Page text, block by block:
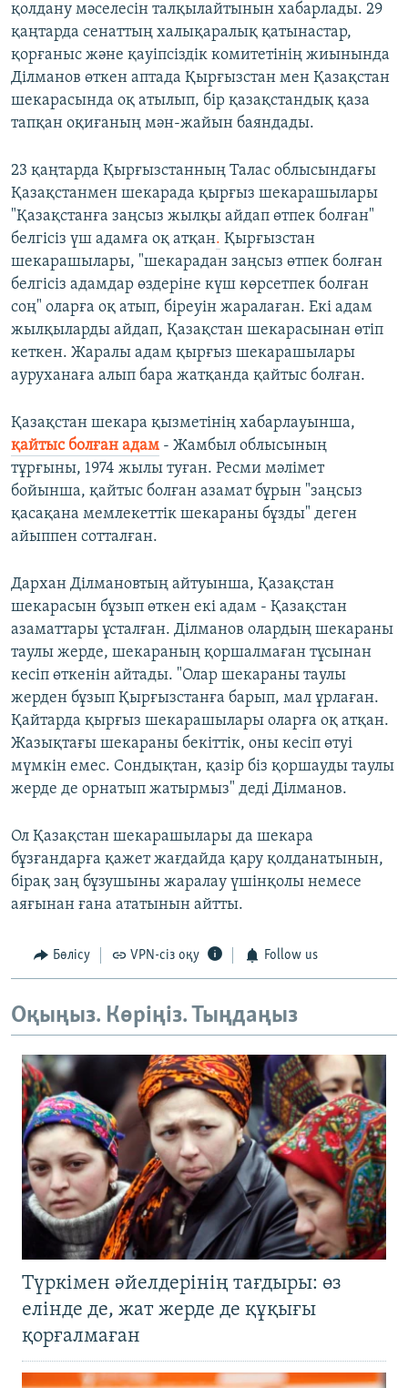
қолдану мәселесін талқылайтынын хабарлады. 29
қаңтарда сенаттың халықаралық қатынастар,
қорғаныс және қауіпсіздік комитетінің жиынында
Ділманов өткен аптада Қырғызстан мен Қазақстан
шекарасында оқ атылып, бір қазақстандық қаза
тапқан оқиғаның мән-жайын баяндады.
23 қаңтарда Қырғызстанның Талас облысындағы
Қазақстанмен шекарада қырғыз шекарашылары
"Қазақстанға заңсыз жылқы айдап өтпек болған"
белгісіз үш адамға оқ атқан. Қырғызстан
шекарашылары, "шекарадан заңсыз өтпек болған
белгісіз адамдар өздеріне күш көрсетпек болған
соң" оларға оқ атып, біреуін жаралаған. Екі адам
жылқыларды айдап, Қазақстан шекарасынан өтіп
кеткен. Жаралы адам қырғыз шекарашылары
ауруханаға алып бара жатқанда қайтыс болған.
Қазақстан шекара қызметінің хабарлауынша,
қайтыс болған адам - Жамбыл облысының
тұрғыны, 1974 жылы туған. Ресми мәлімет
бойынша, қайтыс болған азамат бұрын "заңсыз
қасақана мемлекеттік шекараны бұзды" деген
айыппен сотталған.
Дархан Ділмановтың айтуынша, Қазақстан
шекарасын бұзып өткен екі адам - Қазақстан
азаматтары ұсталған. Ділманов олардың шекараны
таулы жерде, шекараның қоршалмаған тұсынан
кесіп өткенін айтады. "Олар шекараны таулы
жерден бұзып Қырғызстанға барып, мал ұрлаған.
Қайтарда қырғыз шекарашылары оларға оқ атқан.
Жазықтағы шекараны бекіттік, оны кесіп өтуі
мүмкін емес. Сондықтан, қазір біз қоршауды таулы
жерде де орнатып жатырмыз" деді Ділманов.
Ол Қазақстан шекарашылары да шекара
бұзғандарға қажет жағдайда қару қолданатынын,
бірақ заң бұзушыны жаралау үшінқолы немесе
аяғынан ғана ататынын айтты.
Бөлісу VPN-сіз оқу Follow us
Оқыңыз. Көріңіз. Тыңдаңыз
Түркімен әйелдерінің тағдыры: өз
елінде де, жат жерде де құқығы
қорғалмаған